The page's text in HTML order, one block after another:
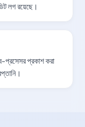
লগ রয়েছে।
প্রসেসর প্রকাশ করা